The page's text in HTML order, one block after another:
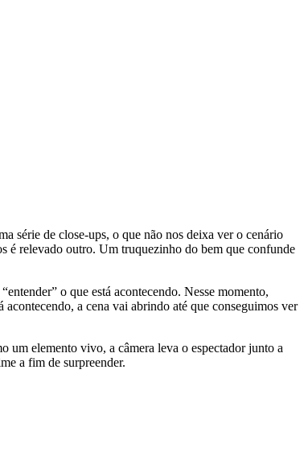
série de close-ups, o que não nos deixa ver o cenário
é relevado outro. Um truquezinho do bem que confunde
o que está acontecendo. Nesse momento,
acontecendo, a cena vai abrindo até que conseguimos ver
um elemento vivo, a câmera leva o espectador junto a
a fim de surpreender.